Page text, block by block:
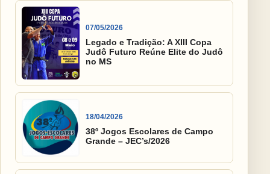
07/05/2026
Legado e Tradição: A XIII Copa
Judô Futuro Reúne Elite do Judô
no MS
18/04/2026
38º Jogos Escolares de Campo
Grande – JEC’s/2026